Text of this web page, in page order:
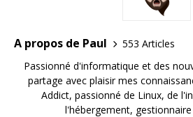
A propos de Paul
553 Articles
Passionné d'informatique et des
partage avec plaisir mes
Addict, passionné de Linux, de
l'hébergement,